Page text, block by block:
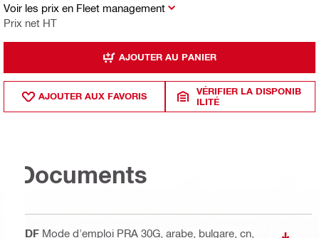
Voir les prix en Fleet management
Prix net HT
AJOUTER AU PANIER
AJOUTER AUX FAVORIS
VÉRIFIER LA DISPONIB
ILITÉ
Documents
PDF Mode d'emploi PRA 30G , arabe, bulgare, cn,